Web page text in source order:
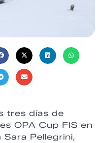
tres días de
OPA Cup FIS en
Pellegrini,